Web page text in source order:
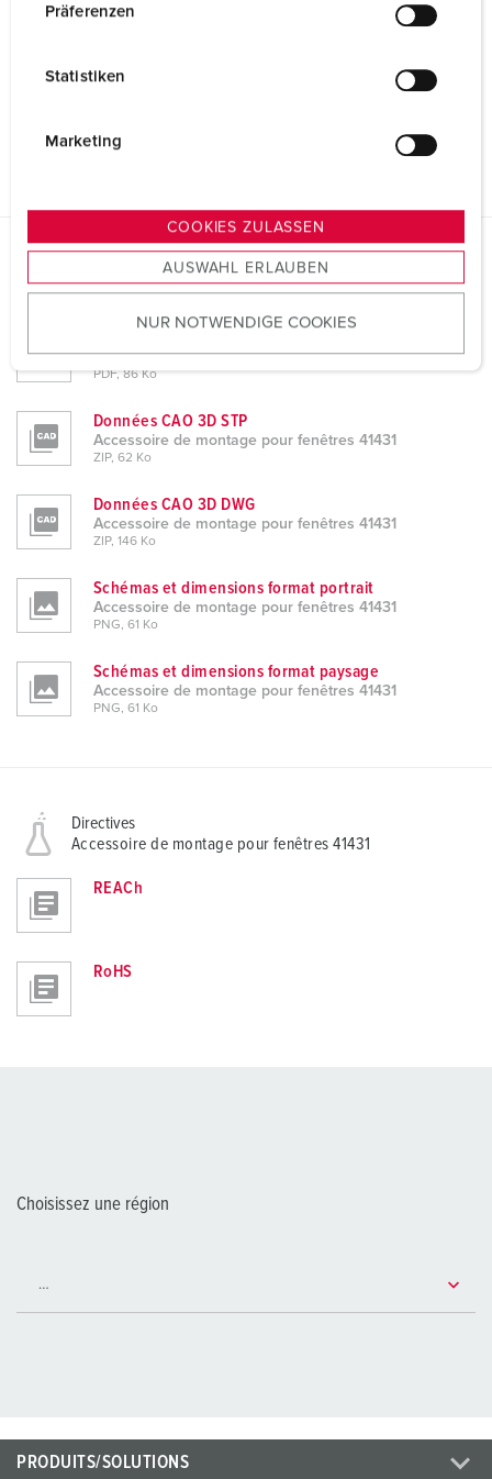
s
u
w
a
l
Präferenzen
Statistiken
Marketing
COOKIES ZULASSEN
AUSWAHL ERLAUBEN
NUR NOTWENDIGE COOKIES
Fiches techniques & téléchargements
Accessoire de montage pour fenêtres 41431
Accessoire de montage pour fenêtres 41431
PDF, 86 Ko
Données CAO 3D STP
Accessoire de montage pour fenêtres 41431
ZIP, 62 Ko
Données CAO 3D DWG
Accessoire de montage pour fenêtres 41431
ZIP, 146 Ko
Schémas et dimensions format portrait
Accessoire de montage pour fenêtres 41431
PNG, 61 Ko
Schémas et dimensions format paysage
Accessoire de montage pour fenêtres 41431
PNG, 61 Ko
Directives
Accessoire de montage pour fenêtres 41431
REACh
RoHS
Choisissez une région
PRODUITS/SOLUTIONS